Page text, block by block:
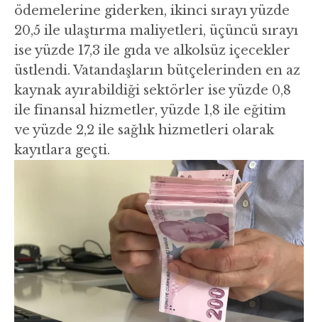
ödemelerine giderken, ikinci sırayı yüzde
20,5 ile ulaştırma maliyetleri, üçüncü sırayı
ise yüzde 17,3 ile gıda ve alkolsüz içecekler
üstlendi. Vatandaşların bütçelerinden en az
kaynak ayırabildiği sektörler ise yüzde 0,8
ile finansal hizmetler, yüzde 1,8 ile eğitim
ve yüzde 2,2 ile sağlık hizmetleri olarak
kayıtlara geçti.